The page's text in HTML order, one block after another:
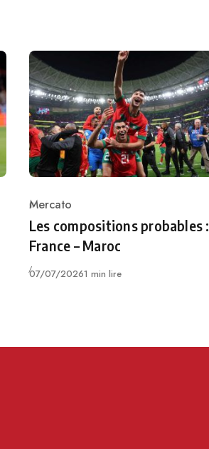
Category
Mercato
Les compositions probables :
France – Maroc
Publié
07/07/20261 min lire